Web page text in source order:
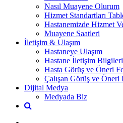
Nasıl Muayene Olurum
Hizmet Standartları
Hastanemizde Hizmet
Muayene Saatleri
İletişim & Ulaşım
Hastaneye Ulaşım
Hastane İletişim Bilgileri
Hasta Görüş ve Öneri
Çalışan Görüş ve Öneri
Dijital Medya
Medyada Biz